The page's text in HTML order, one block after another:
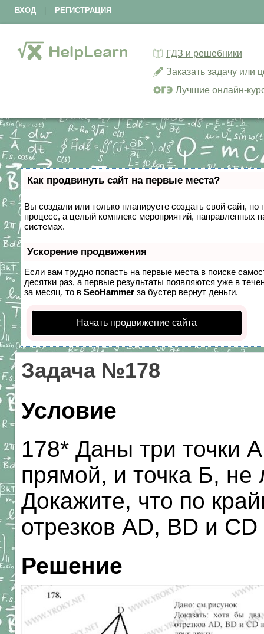
ВХОД РЕГИСТРАЦИЯ
ГДЗ и решебники
Заказать задачу или
Лучшие онлайн-
Как продвинуть сайт на первые места?
Вы создали или только планируете создать свой сайт,
процесс, а целый комплекс мероприятий, направленных
системах.
Ускорение продвижения
Если вам трудно попасть на первые места в поиске
десятки раз, а первые результаты появляются уже в
за месяц, то в SeoHammer за бустер вернут деньги.
Начать продвижение сайта
Задача №178
Условие
178* Даны три точки
прямой, и точка Б,
Докажите, что по
отрезков AD, BD и
Решение